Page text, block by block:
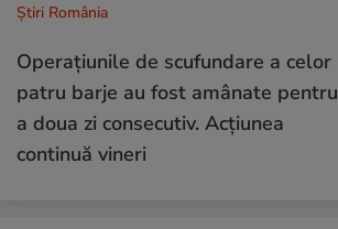
Știri România
Operațiunile de scufundare a celor
patru barje au fost amânate pentru
a doua zi consecutiv. Acțiunea
continuă vineri